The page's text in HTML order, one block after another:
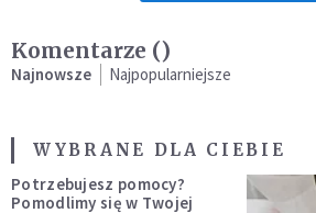
Komentarze ()
Najnowsze Najpopularniejsze
WYBRANE DLA CIEBIE
Potrzebujesz pomocy?
Pomodlimy się w Twojej